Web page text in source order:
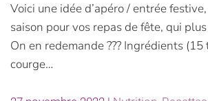
Voici une idée d’apéro / entrée
saison pour vos repas de fête, qui
On en redemande ??? Ingrédients
courge…